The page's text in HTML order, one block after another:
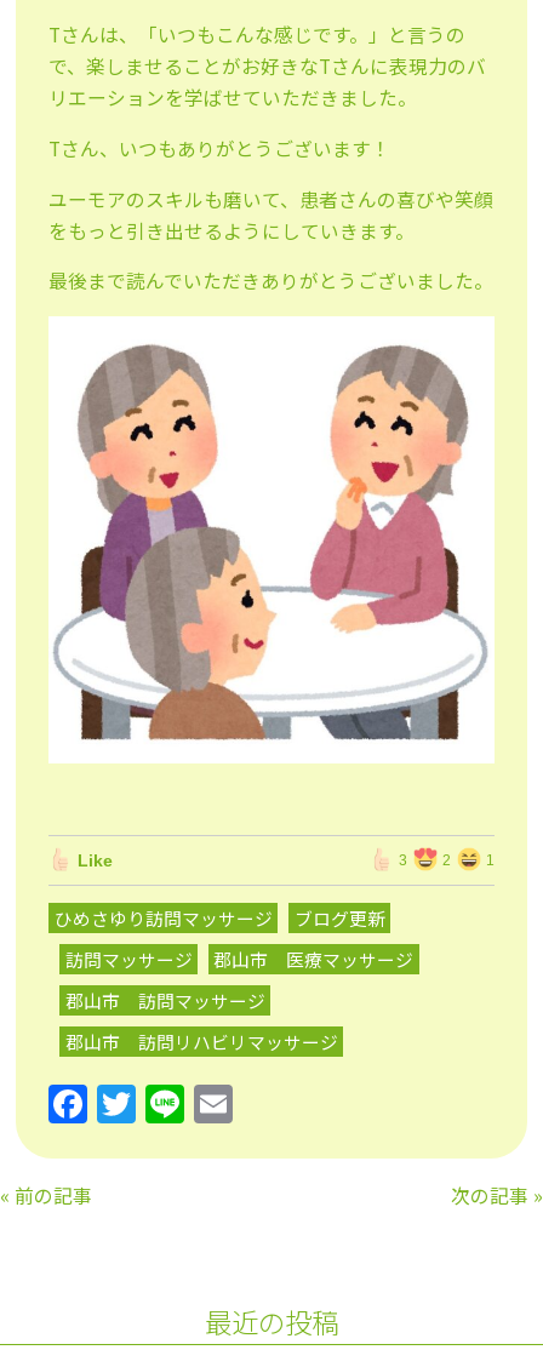
Tさんは、「いつもこんな感じです。」と言うの
で、楽しませることがお好きなTさんに表現力のバ
リエーションを学ばせていただきました。
Tさん、いつもありがとうございます！
ユーモアのスキルも磨いて、患者さんの喜びや笑顔
をもっと引き出せるようにしていきます。
最後まで読んでいただきありがとうございました。
Like 3 2 1
ひめさゆり訪問マッサージ
ブログ更新
訪問マッサージ
郡山市 医療マッサージ
郡山市 訪問マッサージ
郡山市 訪問リハビリマッサージ
F
a
c
e
o
T
w
Li
n
« 前の記事 次の記事 »
最近の投稿